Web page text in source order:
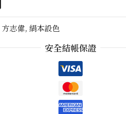
方志偉, 絹本設色
安全結帳保證